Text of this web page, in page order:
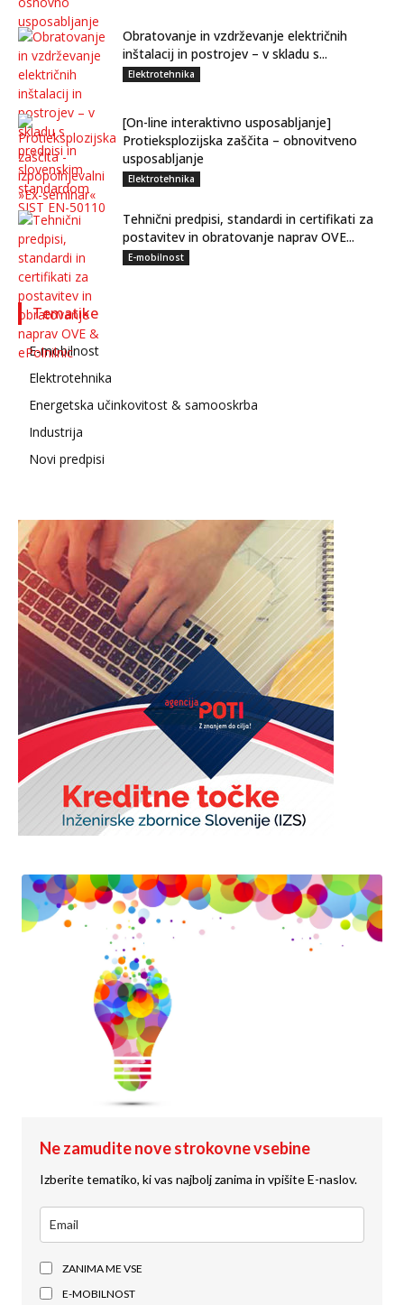
Obratovanje in vzdrževanje električnih
inštalacij in postrojev – v skladu s...
Elektrotehnika
[On-line interaktivno usposabljanje]
Protieksplozijska zaščita – obnovitveno
usposabljanje
Elektrotehnika
Tehnični predpisi, standardi in certifikati za
postavitev in obratovanje naprav OVE...
E-mobilnost
Tematike
E-mobilnost
Elektrotehnika
Energetska učinkovitost & samooskrba
Industrija
Novi predpisi
Ne zamudite nove strokovne vsebine
Izberite tematiko, ki vas najbolj zanima in vpišite E-naslov.
ZANIMA ME VSE
E-MOBILNOST